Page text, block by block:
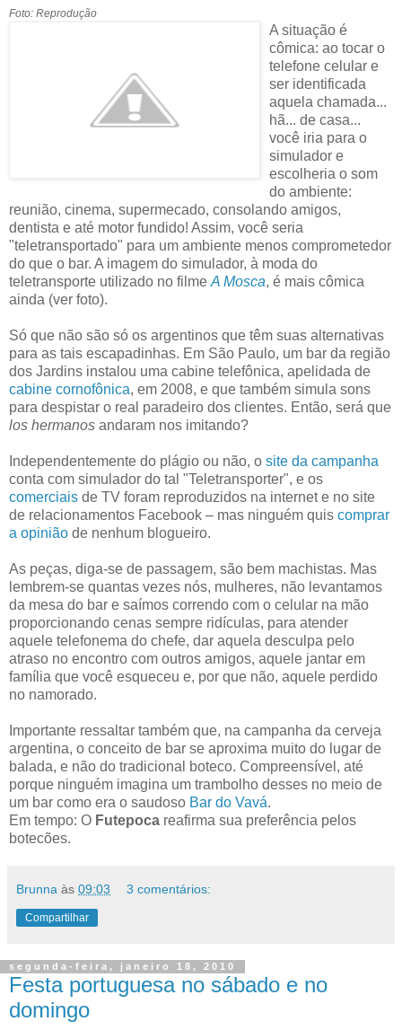
Foto: Reprodução
A situação é
cômica: ao tocar o
telefone celular e
ser identificada
aquela chamada...
hã... de casa...
você iria para o
simulador e
escolheria o som
do ambiente:
reunião, cinema, supermecado, consolando amigos,
dentista e até motor fundido! Assim, você seria
"teletransportado" para um ambiente menos comprometedor
do que o bar. A imagem do simulador, à moda do
teletransporte utilizado no filme A Mosca, é mais cômica
ainda (ver foto).
Só que não são só os argentinos que têm suas alternativas
para as tais escapadinhas. Em São Paulo, um bar da região
dos Jardins instalou uma cabine telefônica, apelidada de
cabine cornofônica, em 2008, e que também simula sons
para despistar o real paradeiro dos clientes. Então, será que
los hermanos andaram nos imitando?
Independentemente do plágio ou não, o site da campanha
conta com simulador do tal "Teletransporter", e os
comerciais de TV foram reproduzidos na internet e no site
de relacionamentos Facebook – mas ninguém quis comprar
a opinião de nenhum blogueiro.
As peças, diga-se de passagem, são bem machistas. Mas
lembrem-se quantas vezes nós, mulheres, não levantamos
da mesa do bar e saímos correndo com o celular na mão
proporcionando cenas sempre ridículas, para atender
aquele telefonema do chefe, dar aquela desculpa pelo
atraso no encontro com outros amigos, aquele jantar em
família que você esqueceu e, por que não, aquele perdido
no namorado.
Importante ressaltar também que, na campanha da cerveja
argentina, o conceito de bar se aproxima muito do lugar de
balada, e não do tradicional boteco. Compreensível, até
porque ninguém imagina um trambolho desses no meio de
um bar como era o saudoso Bar do Vavá.
Em tempo: O Futepoca reafirma sua preferência pelos
botecões.
Brunna às 09:03 3 comentários:
Compartilhar
segunda-feira, janeiro 18, 2010
Festa portuguesa no sábado e no
domingo